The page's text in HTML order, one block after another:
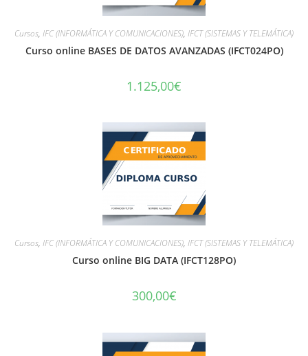
Cursos, IFC (INFORMÁTICA Y COMUNICACIONES), IFCT (SISTEMAS Y TELEMÁTICA)
Curso online BASES DE DATOS AVANZADAS (IFCT024PO)
1.125,00€
Cursos, IFC (INFORMÁTICA Y COMUNICACIONES), IFCT (SISTEMAS Y TELEMÁTICA)
Curso online BIG DATA (IFCT128PO)
300,00€